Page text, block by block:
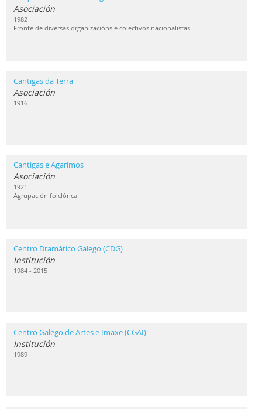
Asociación
1982
Fronte de diversas organizacións e colectivos nacionalistas
Cantigas da Terra
Asociación
1916
Cantigas e Agarimos
Asociación
1921
Agrupación folclórica
Centro Dramático Galego (CDG)
Institución
1984 - 2015
Centro Galego de Artes e Imaxe (CGAI)
Institución
1989